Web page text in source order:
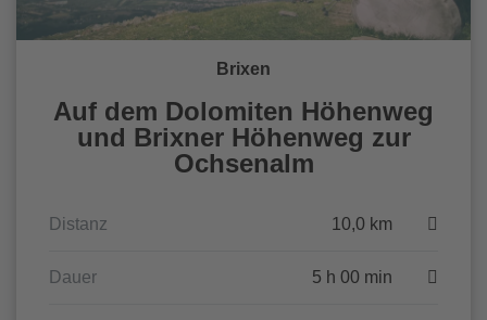
Brixen
Auf dem Dolomiten Höhenweg
und Brixner Höhenweg zur
Ochsenalm
Distanz 10,0 km
Dauer 5 h 00 min